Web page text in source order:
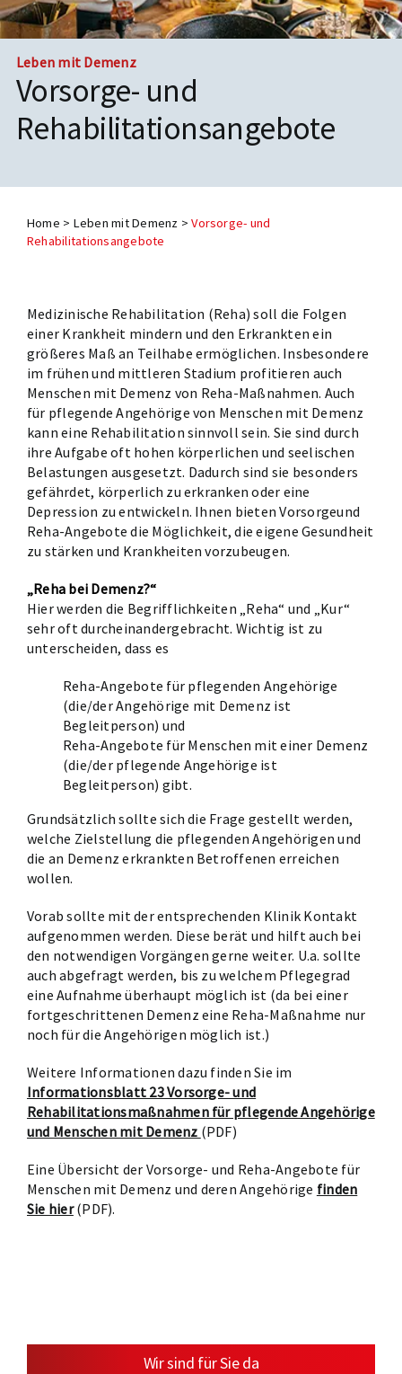
Termine
Leben mit Demenz
Vorsorge- und
Rehabilitationsangebote
Home > Leben mit Demenz >Vorsorge- und
Rehabilitationsangebote
Medizinische Rehabilitation (Reha) soll die Folgen
einer Krankheit mindern und den Erkrankten ein
größeres Maß an Teilhabe ermöglichen. Insbesondere
im frühen und mittleren Stadium profitieren auch
Menschen mit Demenz von Reha-Maßnahmen. Auch
für pflegende Angehörige von Menschen mit Demenz
kann eine Rehabilitation sinnvoll sein. Sie sind durch
ihre Aufgabe oft hohen körperlichen und seelischen
Belastungen ausgesetzt. Dadurch sind sie besonders
gefährdet, körperlich zu erkranken oder eine
Depression zu entwickeln. Ihnen bieten Vorsorgeund
Reha-Angebote die Möglichkeit, die eigene Gesundheit
zu stärken und Krankheiten vorzubeugen.
„Reha bei Demenz?“
Hier werden die Begrifflichkeiten „Reha“ und „Kur“
sehr oft durcheinandergebracht. Wichtig ist zu
unterscheiden, dass es
Reha-Angebote für pflegenden Angehörige
(die/der Angehörige mit Demenz ist
Begleitperson) und
Reha-Angebote für Menschen mit einer Demenz
(die/der pflegende Angehörige ist
Begleitperson) gibt.
Grundsätzlich sollte sich die Frage gestellt werden,
welche Zielstellung die pflegenden Angehörigen und
die an Demenz erkrankten Betroffenen erreichen
wollen.
Vorab sollte mit der entsprechenden Klinik Kontakt
aufgenommen werden. Diese berät und hilft auch bei
den notwendigen Vorgängen gerne weiter. U.a. sollte
auch abgefragt werden, bis zu welchem Pflegegrad
eine Aufnahme überhaupt möglich ist (da bei einer
fortgeschrittenen Demenz eine Reha-Maßnahme nur
noch für die Angehörigen möglich ist.)
Weitere Informationen dazu finden Sie im
Informationsblatt 23 Vorsorge- und
Rehabilitationsmaßnahmen für pflegende Angehörige
und Menschen mit Demenz (PDF)
Eine Übersicht der Vorsorge- und Reha-Angebote für
Menschen mit Demenz und deren Angehörige finden
Sie hier(PDF).
Wir sind für Sie da